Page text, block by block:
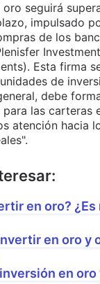
seguirá
impulsado
de los
Esta firma
de
debe
las carteras
atención hacia
en oro?
en oro y
en oro